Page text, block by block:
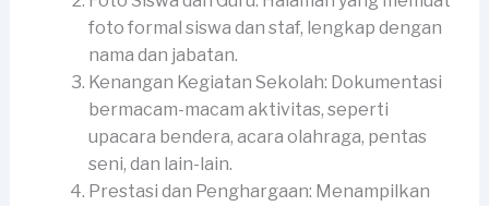
foto formal siswa dan staf, lengkap dengan
nama dan jabatan.
Kenangan Kegiatan Sekolah: Dokumentasi
bermacam-macam aktivitas, seperti
upacara bendera, acara olahraga, pentas
seni, dan lain-lain.
Prestasi dan Penghargaan: Menampilkan